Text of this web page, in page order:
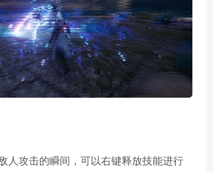
人攻击的瞬间，可以右键释放技能进行